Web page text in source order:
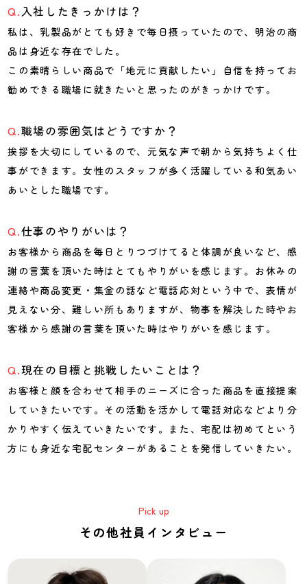
入社したきっかけは？
私は、乳製品がとても好きで毎日摂っていたので、明治の商
品は身近な存在でした。
この素晴らしい商品で「地元に貢献したい」自信を持ってお
勧めできる職場に就きたいと思ったのがきっかけです。
職場の雰囲気はどうですか？
挨拶を大切にしているので、元気な声で朝から気持ちよく仕
事ができます。女性のスタッフが多く活躍している和気あい
あいとした職場です。
仕事のやりがいは？
お客様から商品を毎日とりつづけてると体調が良いなど、感
謝の言葉を頂いた時はとてもやりがいを感じます。お休みの
連絡や商品変更・集金の話など電話応対という中で、表情が
見えない分、難しい所もありますが、物事を解決した時やお
客様から感謝の言葉を頂いた時はやりがいを感じます。
現在の目標と挑戦したいことは？
お客様と顔を合わせて相手のニーズに合った商品を直接提案
していきたいです。その活動を活かして電話対応などより分
かりやすく伝えていきたいです。また、宅配は初めてという
方にも身近な宅配センターがあることを発信していきたい。
その他社員インタビュー